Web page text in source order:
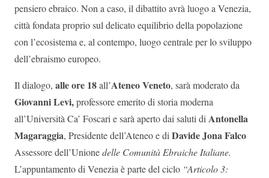
pensiero ebraico. Non a caso, il dibattito avrà luogo a Venezia,
città fondata proprio sul delicato equilibrio della popolazione
con l’ecosistema e, al contempo, luogo centrale per lo sviluppo
dell’ebraismo europeo.
Il dialogo, alle ore 18all’Ateneo Veneto, sarà moderato da
Giovanni Levi,professore emerito di storia moderna
all’Università Ca’ Foscari e sarà aperto dai saluti diAntonella
Magaraggia, Presidente dell’Ateneo e diDavide Jona Falco
Assessore dell’Unionedelle Comunità Ebraiche Italiane.
L’appuntamento di Venezia è parte del ciclo “Articolo 3: